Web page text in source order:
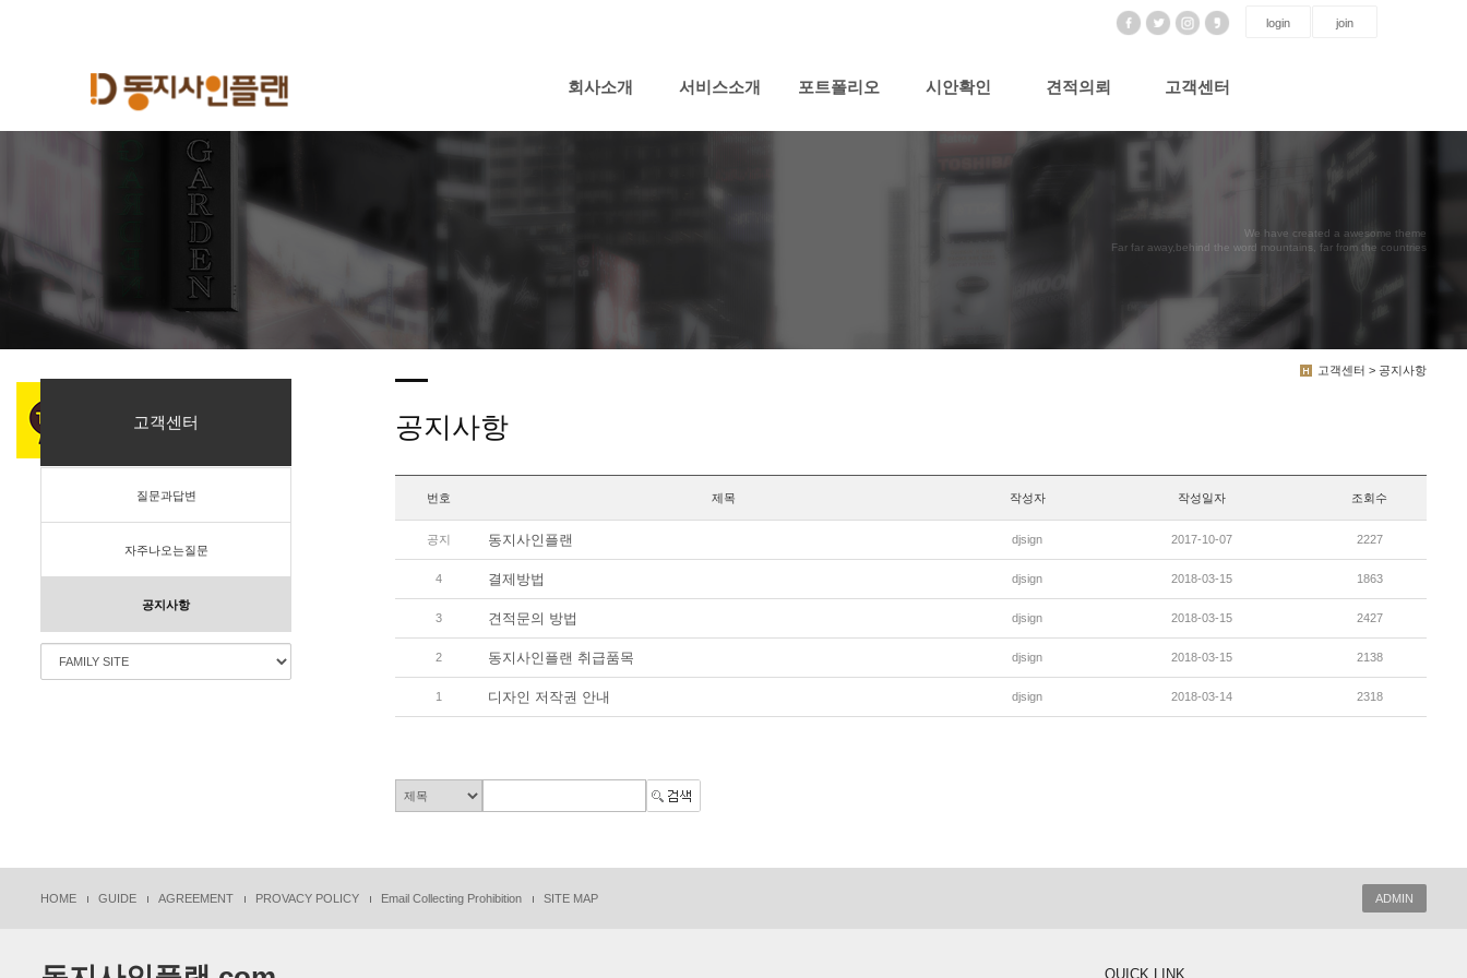
login join
회사소개 서비스소개 포트폴리오 시안확인 견적의뢰 고객센터
We have created a awesome theme
Far far away,behind the word mountains, far from the countries
고객센터 > 공지사항
고객센터
질문과답변
자주나오는질문
공지사항
공지사항
번호 제목 작성자 작성일자 조회수
공지 동지사인플랜 djsign 2017-10-07 2227
4 결제방법 djsign 2018-03-15 1863
3 견적문의 방법 djsign 2018-03-15 2427
2 동지사인플랜 취급품목 djsign 2018-03-15 2138
1 디자인 저작권 안내 djsign 2018-03-14 2318
HOME GUIDE AGREEMENT PROVACY POLICY Email Collecting Prohibition SITE MAP ADMIN
QUICK LINK